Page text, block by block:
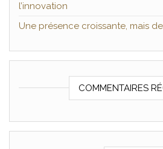
l’innovation
Une présence croissante, mais
COMMENTAIRES